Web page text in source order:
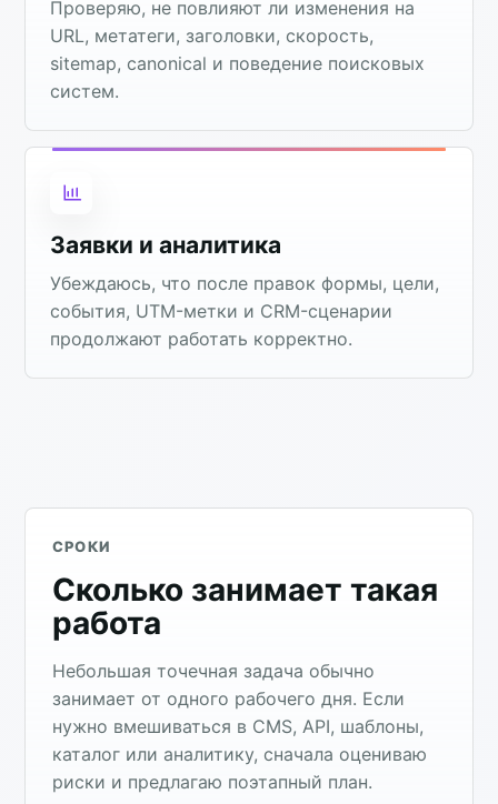
Проверяю, не повлияют ли изменения на
URL, метатеги, заголовки, скорость,
sitemap, canonical и поведение поисковых
систем.
Заявки и аналитика
Убеждаюсь, что после правок формы, цели,
события, UTM-метки и CRM-сценарии
продолжают работать корректно.
СРОКИ
Сколько занимает такая
работа
Небольшая точечная задача обычно
занимает от одного рабочего дня. Если
нужно вмешиваться в CMS, API, шаблоны,
каталог или аналитику, сначала оцениваю
риски и предлагаю поэтапный план.